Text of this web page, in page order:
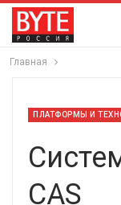
Главная
ПЛАТФОРМЫ И
CAS